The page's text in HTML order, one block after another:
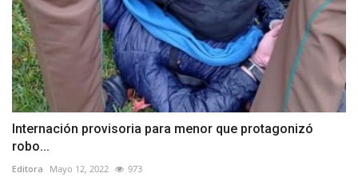
Internación provisoria para menor que protagonizó
robo...
Editora Mayo 12, 2022 973